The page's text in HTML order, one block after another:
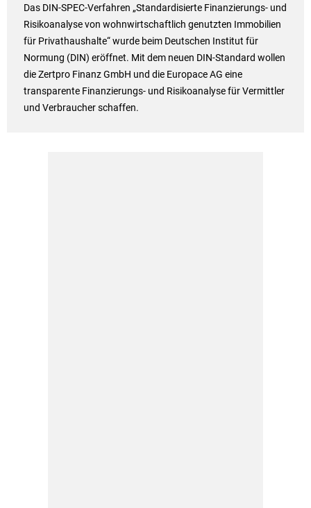
Das DIN-SPEC-Verfahren „Standardisierte Finanzierungs- und
Risikoanalyse von wohnwirtschaftlich genutzten Immobilien
für Privathaushalte“ wurde beim Deutschen Institut für
Normung (DIN) eröffnet. Mit dem neuen DIN-Standard wollen
die Zertpro Finanz GmbH und die Europace AG eine
transparente Finanzierungs- und Risikoanalyse für Vermittler
und Verbraucher schaffen.